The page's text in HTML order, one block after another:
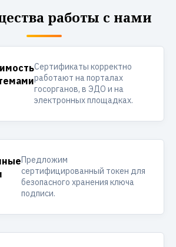
работы с нами
Сертификаты корректно
работают на порталах
госорганов, в ЭДО и на
электронных площадках.
Предложим
сертифицированный токен для
безопасного хранения ключа
подписи.